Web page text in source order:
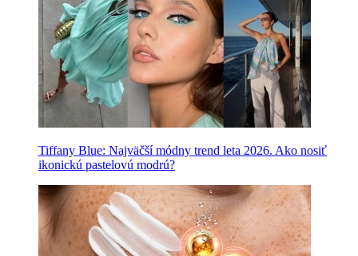
Tiffany Blue: Najväčší módny trend leta 2026. Ako nosiť
ikonickú pastelovú modrú?